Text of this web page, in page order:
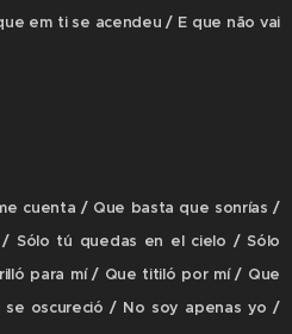
em ti se acendeu / E que não vai
cuenta / Que basta que sonrías /
Sólo tú quedas en el cielo / Sólo
para mí / Que titiló por mí / Que
oscureció / No soy apenas yo /